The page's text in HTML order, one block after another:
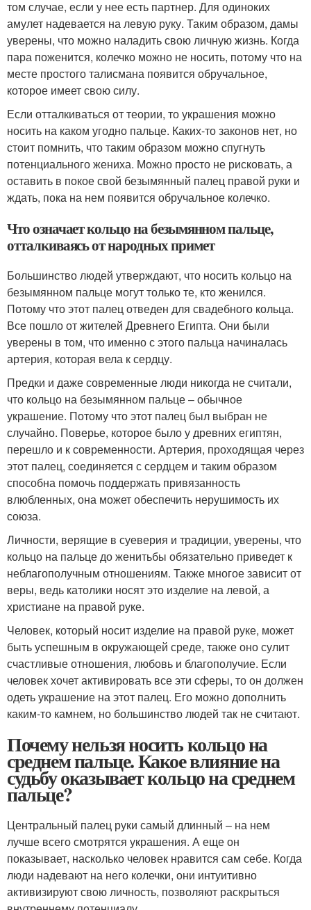
том случае, если у нее есть партнер. Для одиноких
амулет надевается на левую руку. Таким образом, дамы
уверены, что можно наладить свою личную жизнь. Когда
пара поженится, колечко можно не носить, потому что на
месте простого талисмана появится обручальное,
которое имеет свою силу.
Если отталкиваться от теории, то украшения можно
носить на каком угодно пальце. Каких-то законов нет, но
стоит помнить, что таким образом можно спугнуть
потенциального жениха. Можно просто не рисковать, а
оставить в покое свой безымянный палец правой руки и
ждать, пока на нем появится обручальное колечко.
Что означает кольцо на безымянном пальце,
отталкиваясь от народных примет
Большинство людей утверждают, что носить кольцо на
безымянном пальце могут только те, кто женился.
Потому что этот палец отведен для свадебного кольца.
Все пошло от жителей Древнего Египта. Они были
уверены в том, что именно с этого пальца начиналась
артерия, которая вела к сердцу.
Предки и даже современные люди никогда не считали,
что кольцо на безымянном пальце – обычное
украшение. Потому что этот палец был выбран не
случайно. Поверье, которое было у древних египтян,
перешло и к современности. Артерия, проходящая через
этот палец, соединяется с сердцем и таким образом
способна помочь поддержать привязанность
влюбленных, она может обеспечить нерушимость их
союза.
Личности, верящие в суеверия и традиции, уверены, что
кольцо на пальце до женитьбы обязательно приведет к
неблагополучным отношениям. Также многое зависит от
веры, ведь католики носят это изделие на левой, а
христиане на правой руке.
Человек, который носит изделие на правой руке, может
быть успешным в окружающей среде, также оно сулит
счастливые отношения, любовь и благополучие. Если
человек хочет активировать все эти сферы, то он должен
одеть украшение на этот палец. Его можно дополнить
каким-то камнем, но большинство людей так не считают.
Почему нельзя носить кольцо на
среднем пальце. Какое влияние на
судьбу оказывает кольцо на среднем
пальце?
Центральный палец руки самый длинный – на нем
лучше всего смотрятся украшения. А еще он
показывает, насколько человек нравится сам себе. Когда
люди надевают на него колечки, они интуитивно
активизируют свою личность, позволяют раскрыться